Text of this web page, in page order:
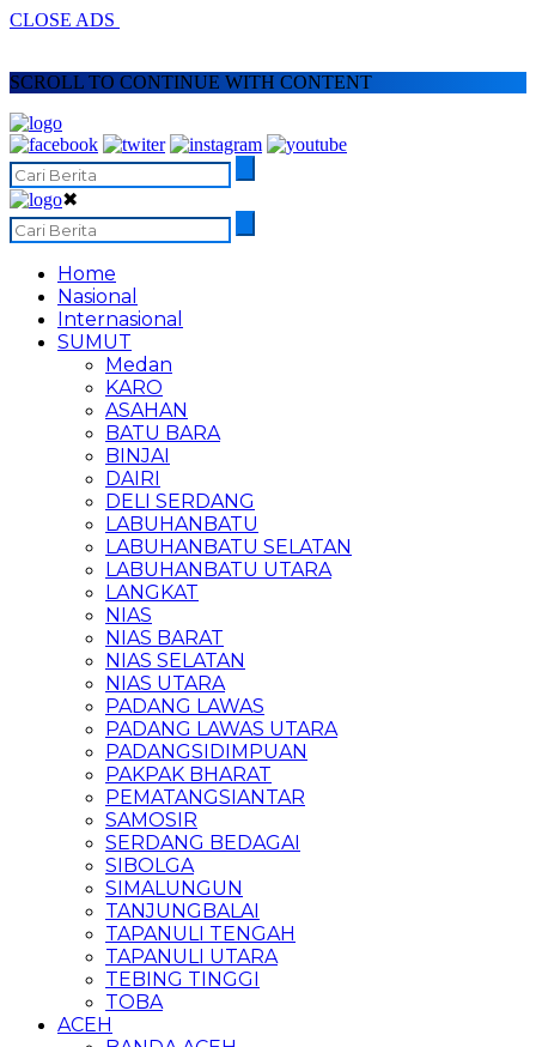
CLOSE ADS
SCROLL TO CONTINUE WITH CONTENT
✖
Home
Nasional
Internasional
SUMUT
Medan
KARO
ASAHAN
BATU BARA
BINJAI
DAIRI
DELI SERDANG
LABUHANBATU
LABUHANBATU SELATAN
LABUHANBATU UTARA
LANGKAT
NIAS
NIAS BARAT
NIAS SELATAN
NIAS UTARA
PADANG LAWAS
PADANG LAWAS UTARA
PADANGSIDIMPUAN
PAKPAK BHARAT
PEMATANGSIANTAR
SAMOSIR
SERDANG BEDAGAI
SIBOLGA
SIMALUNGUN
TANJUNGBALAI
TAPANULI TENGAH
TAPANULI UTARA
TEBING TINGGI
TOBA
ACEH